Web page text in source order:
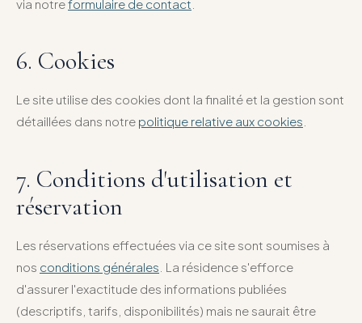
via notreformulaire de contact
6. Cookies
Le site utilise des cookies dont la finalité et la gestion sont
détaillées dans notre politique relative aux cookies
7. Conditions d'utilisation et
réservation
Les réservations effectuées via ce site sont soumises à
nos conditions générales . La résidence s'efforce
d'assurer l'exactitude des informations publiées
(descriptifs, tarifs, disponibilités) mais ne saurait être